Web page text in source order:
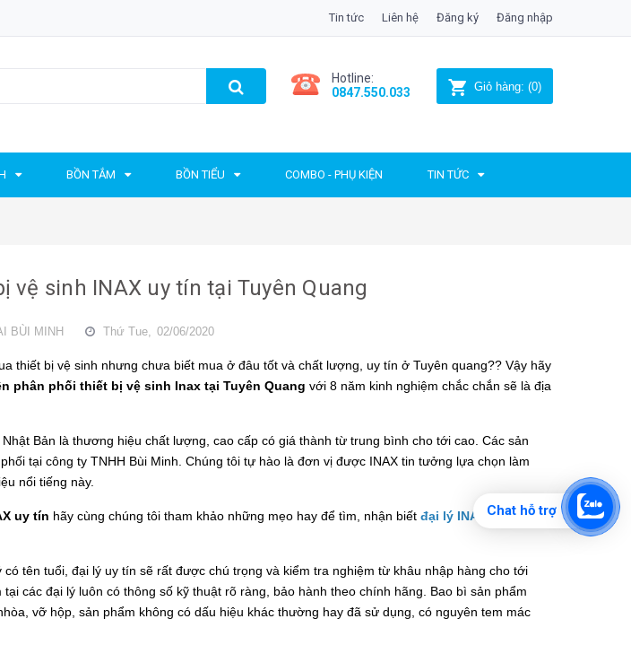
Tin tức Liên hệ Đăng ký Đăng nhập
Hotline:
0847.550.033
Giỏ hàng: (0)
BỒN TẮM BỒN TIỂU COMBO - PHỤ KIỆN TIN TỨC
vệ sinh INAX uy tín tại Tuyên Quang
BÙI MINH Thứ Tue, 02/06/2020
thiết bị vệ sinh nhưng chưa biết mua ở đâu tốt và chất lượng, uy tín ở Tuyên quang?? Vậy hãy
phân phối thiết bị vệ sinh Inax tại Tuyên Quang với 8 năm kinh nghiệm chắc chắn sẽ là địa
Bản là thương hiệu chất lượng, cao cấp có giá thành từ trung bình cho tới cao. Các sản
tại công ty TNHH Bùi Minh. Chúng tôi tự hào là đơn vị được INAX tin tưởng lựa chọn làm
nổi tiếng này.
uy tín hãy cùng chúng tôi tham khảo những mẹo hay để tìm, nhận biết đại lý INAX tại Tuyên
tên tuổi, đại lý uy tín sẽ rất được chú trọng và kiểm tra nghiệm từ khâu nhập hàng cho tới
các đại lý luôn có thông số kỹ thuật rõ ràng, bảo hành theo chính hãng. Bao bì sản phẩm
vỡ hộp, sản phẩm không có dấu hiệu khác thường hay đã sử dụng, có nguyên tem mác
Chat hỗ trợ